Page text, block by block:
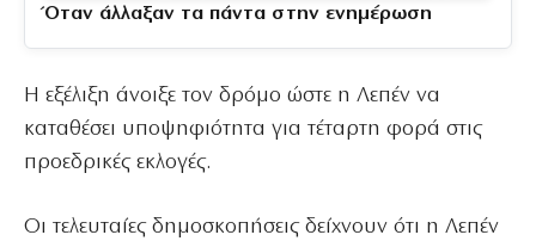
Όταν άλλαξαν τα πάντα στην ενημέρωση
Η εξέλιξη άνοιξε τον δρόμο ώστε η Λεπέν να
καταθέσει υποψηφιότητα για τέταρτη φορά στις
προεδρικές εκλογές.
Οι τελευταίες δημοσκοπήσεις δείχνουν ότι η Λεπέν